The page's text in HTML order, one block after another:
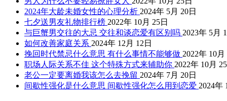
2024年大龄未婚女性的心理分析 2024年 5月 20日
七夕送男友礼物排行榜 2022年 10月 25日
与巨蟹男交往的大忌 交往和谈恋爱有区别吗 2023年 5月
如何改善家庭关系 2024年 12月 12日
挽回时代禁忌什么意思 有什么事情不能够做 2022年 10月
职场人际关系不佳 这个特殊方式来辅助你 2022年 10月
老公一定要离婚我该怎么去挽留 2024年 7月 20日
间歇性强化是什么意思 间歇性强化怎么用到恋爱 2024年